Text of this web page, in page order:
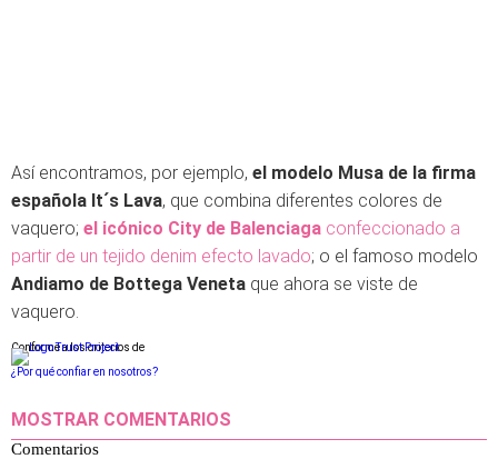
Así encontramos, por ejemplo, el modelo Musa de la firma
española It´s Lava, que combina diferentes colores de
vaquero; el icónico City de Balenciaga confeccionado a
partir de un tejido denim efecto lavado; o el famoso modelo
Andiamo de Bottega Veneta que ahora se viste de
vaquero.
Conforme a los criterios de
¿Por qué confiar en nosotros?
MOSTRAR COMENTARIOS
Comentarios